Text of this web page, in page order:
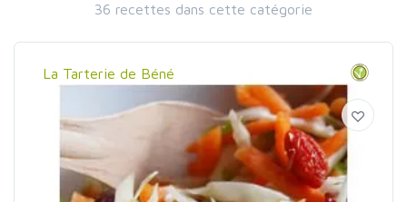
36 recettes dans cette catégorie
La Tarterie de Béné